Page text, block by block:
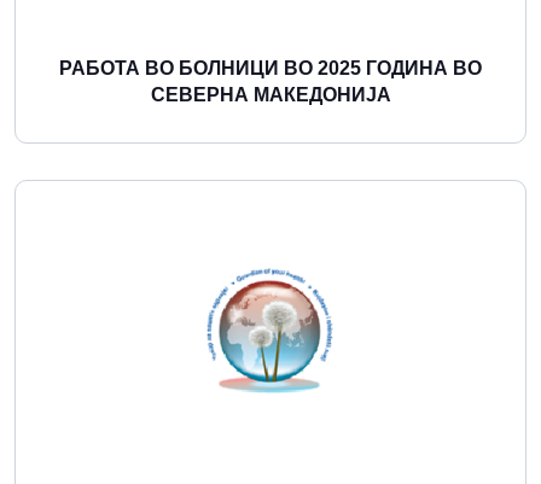
РАБОТА ВО БОЛНИЦИ ВО 2025 ГОДИНА ВО
СЕВЕРНА МАКЕДОНИЈА
Повеќе